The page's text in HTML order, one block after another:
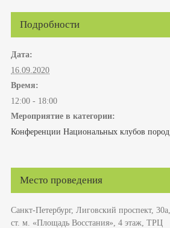
Подробности
Дата:
16.09.2020
Время:
12:00 - 18:00
Мероприятие в категории:
Конференции Национальных клубов пород
Место проведения
Санкт-Петербург, Лиговский проспект, 30а,
ст. м. «Площадь Восстания», 4 этаж, ТРЦ